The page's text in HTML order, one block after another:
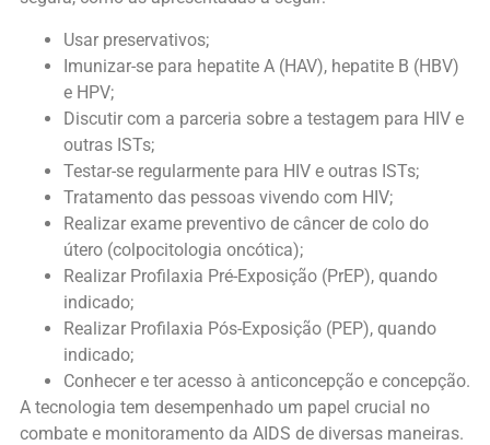
Usar preservativos;
Imunizar-se para hepatite A (HAV), hepatite B (HBV)
e HPV;
Discutir com a parceria sobre a testagem para HIV e
outras ISTs;
Testar-se regularmente para HIV e outras ISTs;
Tratamento das pessoas vivendo com HIV;
Realizar exame preventivo de câncer de colo do
útero (colpocitologia oncótica);
Realizar Profilaxia Pré-Exposição (PrEP), quando
indicado;
Realizar Profilaxia Pós-Exposição (PEP), quando
indicado;
Conhecer e ter acesso à anticoncepção e concepção.
A tecnologia tem desempenhado um papel crucial no
combate e monitoramento da AIDS de diversas maneiras.